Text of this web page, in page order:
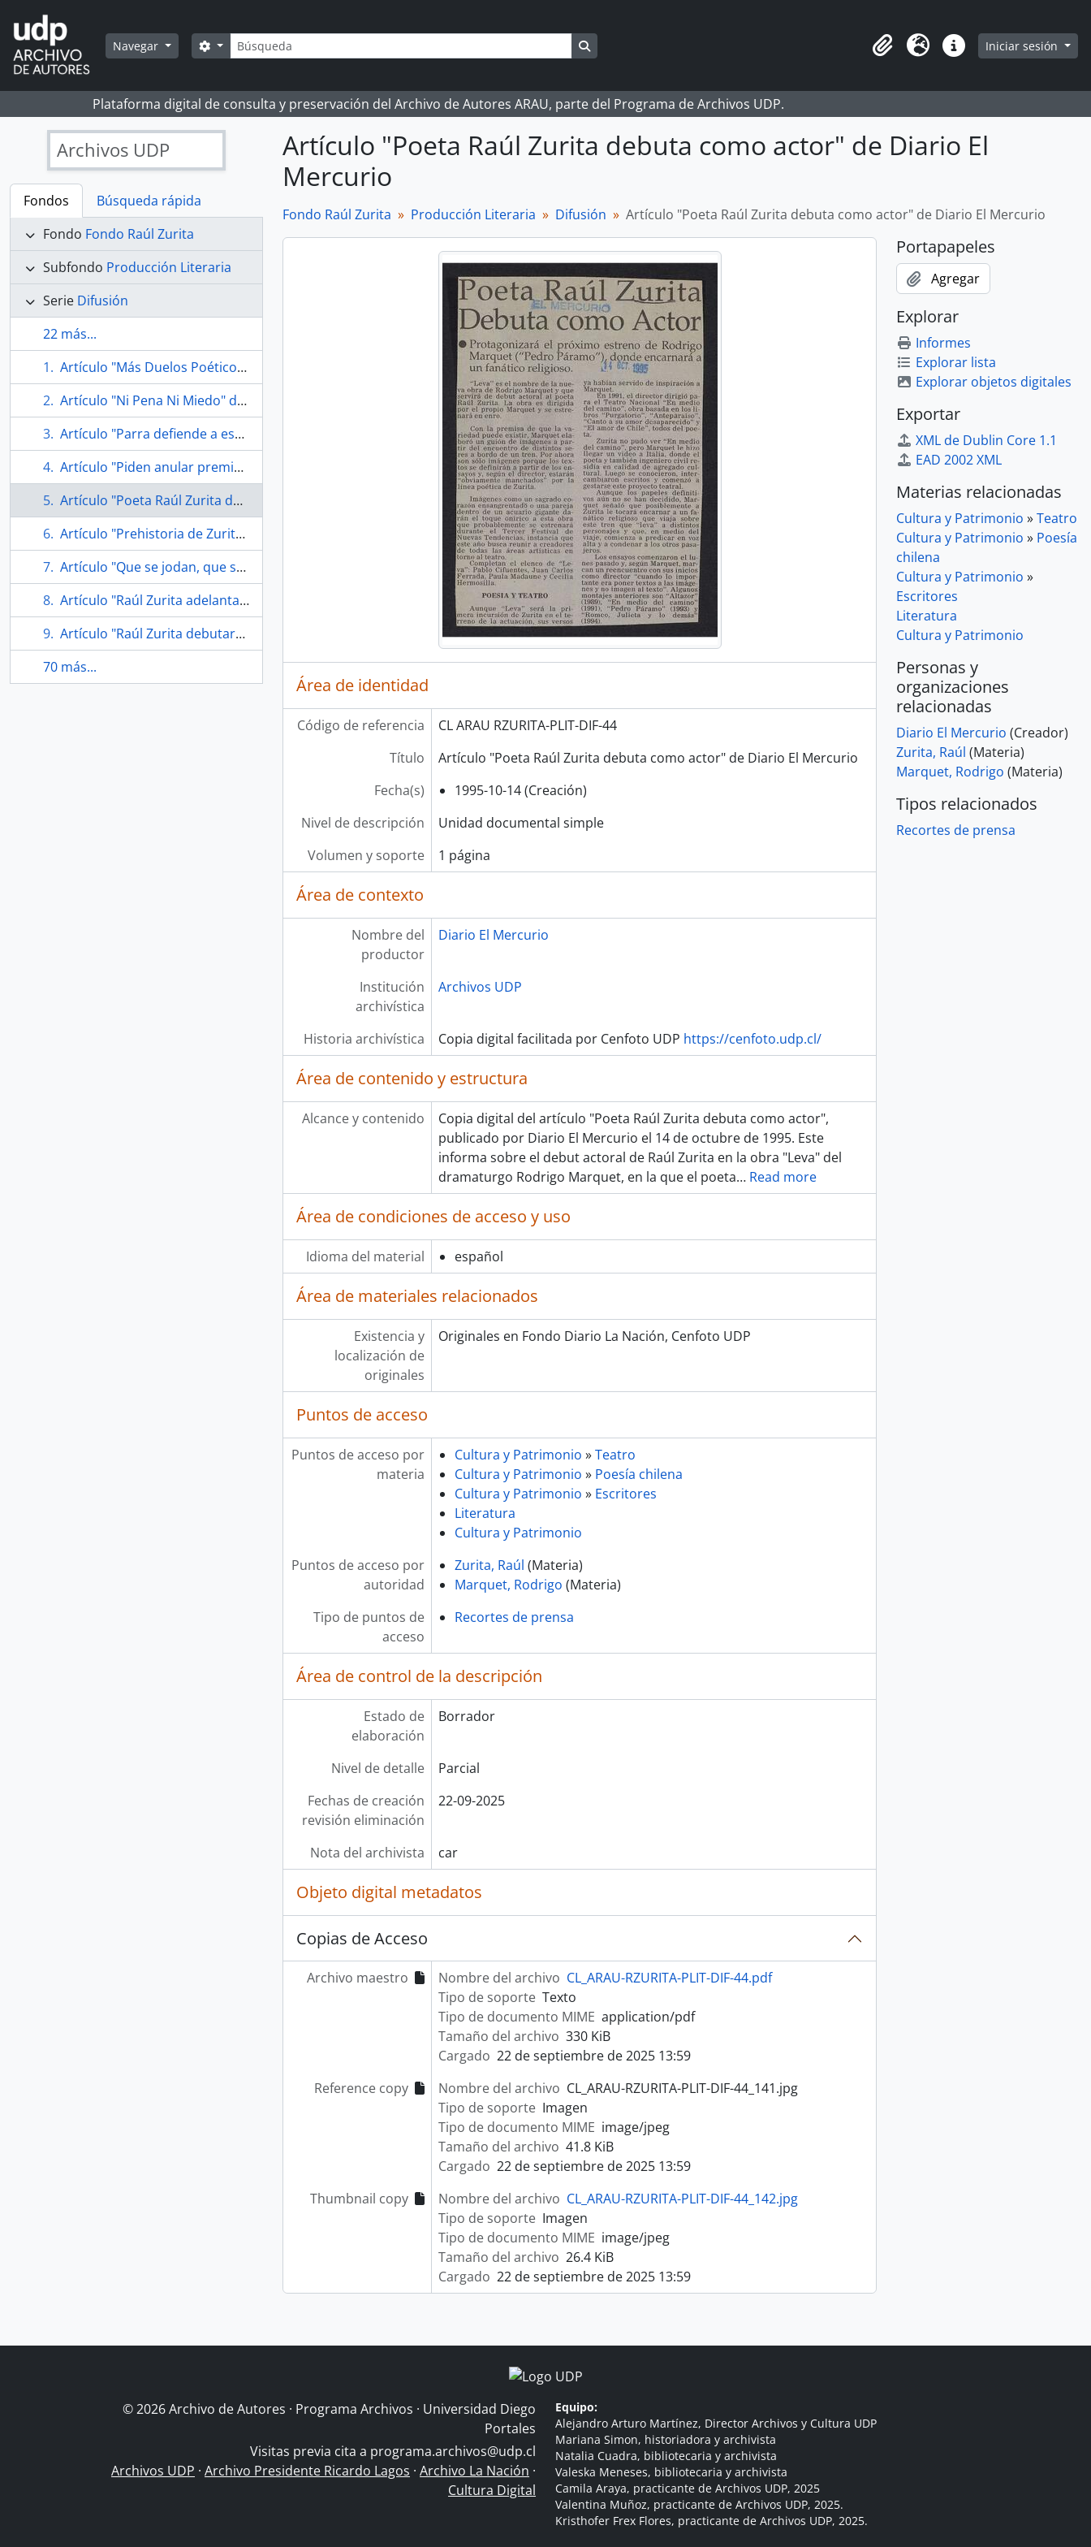
Skip to main content
Navegar Búsqueda
Search options
Portapapeles
Idioma Enlaces rápidos
Iniciar sesión
Plataforma digital de consulta y preservación del Archivo de Autores ARAU, parte del Programa de Archivos UDP.
Archivos UDP
Fondos
Búsqueda rápida
Fondo Fondo Raúl Zurita
Subfondo Producción Literaria
Serie Difusión
22 más...
Artículo "Más Duelos Poéticos" de Diario El Mercurio
Artículo "Ni Pena Ni Miedo" de Diario El Mercurio
Artículo "Parra defiende a escritora" de Diario La Tercera
Artículo "Piden anular premio de Zurita" por Diario La Nación
Artículo "Poeta Raúl Zurita debuta como actor" de Diario El Mercurio
Artículo "Prehistoria de Zurita" de Diario La Nación
Artículo "Que se jodan, que se pudran" de Diario Las Últimas Noticias
Artículo "Raúl Zurita adelanta en versión de cartón su esperada última obra" de Diario La Nación
Artículo "Raúl Zurita debutará como actor en febrero en el Teatro Municipal de Viña del Mar" de Diario La Segunda
70 más...
Artículo "Poeta Raúl Zurita debuta como actor" de Diario El
Mercurio
Fondo Raúl Zurita Producción Literaria Difusión Artículo "Poeta Raúl Zurita debuta como actor" de Diario El Mercurio
Área de identidad
Código de referencia
CL ARAU RZURITA-PLIT-DIF-44
Título
Artículo "Poeta Raúl Zurita debuta como actor" de Diario El Mercurio
Fecha(s)
1995-10-14 (Creación)
Nivel de descripción
Unidad documental simple
Volumen y soporte
1 página
Área de contexto
Nombre del
productor
Diario El Mercurio
Institución
archivística
Archivos UDP
Historia archivística Copia digital facilitada por Cenfoto UDP https://cenfoto.udp.cl/
Área de contenido y estructura
Alcance y contenido
Copia digital del artículo "Poeta Raúl Zurita debuta como actor",
publicado por Diario El Mercurio el 14 de octubre de 1995. Este
informa sobre el debut actoral de Raúl Zurita en la obra "Leva" del
dramaturgo Rodrigo Marquet, en la que el poeta… Read more
Área de condiciones de acceso y uso
Idioma del material español
Área de materiales relacionados
Existencia y
localización de
originales
Originales en Fondo Diario La Nación, Cenfoto UDP
Puntos de acceso
Puntos de acceso por
materia
Cultura y Patrimonio »Teatro
Cultura y Patrimonio » Poesía chilena
Cultura y Patrimonio » Escritores
Literatura
Cultura y Patrimonio
Puntos de acceso por
autoridad
Zurita, Raúl (Materia)
Marquet, Rodrigo (Materia)
Tipo de puntos de
acceso
Recortes de prensa
Área de control de la descripción
Estado de
elaboración
Borrador
Nivel de detalle
Parcial
Fechas de creación
revisión eliminación
22-09-2025
Nota del archivista car
Objeto digital metadatos
Copias de Acceso
Archivo maestro Nombre del archivo CL_ARAU-RZURITA-PLIT-DIF-44.pdf
Tipo de soporte Texto
Tipo de documento MIME application/pdf
Tamaño del archivo 330 KiB
Cargado 22 de septiembre de 2025 13:59
Reference copy
Nombre del archivo CL_ARAU-RZURITA-PLIT-DIF-44_141.jpg
Tipo de soporte Imagen
Tipo de documento MIME image/jpeg
Tamaño del archivo 41.8 KiB
Cargado 22 de septiembre de 2025 13:59
Thumbnail copy
Nombre del archivo CL_ARAU-RZURITA-PLIT-DIF-44_142.jpg
Tipo de soporte Imagen
Tipo de documento MIME image/jpeg
Tamaño del archivo 26.4 KiB
Cargado 22 de septiembre de 2025 13:59
Portapapeles
Agregar
Explorar
Informes
Explorar lista
Explorar objetos digitales
Exportar
XML de Dublin Core 1.1
EAD 2002 XML
Materias relacionadas
Cultura y Patrimonio »Teatro
Cultura y Patrimonio » Poesía
chilena
Cultura y Patrimonio »
Escritores
Literatura
Cultura y Patrimonio
Personas y
organizaciones
relacionadas
Diario El Mercurio (Creador)
Zurita, Raúl (Materia)
Marquet, Rodrigo (Materia)
Tipos relacionados
Recortes de prensa
© 2026 Archivo de Autores · Programa Archivos · Universidad Diego
Portales
Visitas previa cita a programa.archivos@udp.cl
Archivos UDP · Archivo Presidente Ricardo Lagos · Archivo La Nación ·
Cultura Digital
Equipo:
Alejandro Arturo Martínez, Director Archivos y Cultura UDP
Mariana Simon, historiadora y archivista
Natalia Cuadra, bibliotecaria y archivista
Valeska Meneses, bibliotecaria y archivista
Camila Araya, practicante de Archivos UDP, 2025
Valentina Muñoz, practicante de Archivos UDP, 2025.
Kristhofer Frex Flores, practicante de Archivos UDP, 2025.